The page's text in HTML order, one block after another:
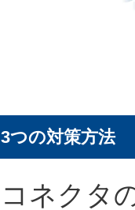
3つの対策方法
コネクタ